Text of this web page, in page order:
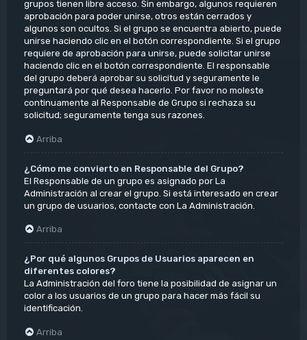
grupos tienen libre acceso. Sin embargo, algunos requieren
aprobación para poder unirse, otros están cerrados y
algunos son ocultos. Si el grupo se encuentra abierto, puede
unirse haciendo clic en el botón correspondiente. Si el grupo
requiere de aprobación para unirse, puede solicitar unirse
haciendo clic en el botón correspondiente. El responsable
del grupo deberá aprobar su solicitud y seguramente le
preguntará por qué desea hacerlo. Por favor no moleste
continuamente al Responsable de Grupo si rechaza su
solicitud; seguramente tenga sus razones.
Arriba
¿Cómo me convierto en Responsable del Grupo?
El Responsable de un grupo es asignado por La
Administración al crear el grupo. Si está interesado en crear
un grupo de usuarios, contacte con La Administración.
Arriba
¿Por qué algunos Grupos de Usuarios aparecen en
diferentes colores?
La Administración del foro tiene la posibilidad de asignar un
color a los usuarios de un grupo para hacer más fácil su
identificación.
Arriba